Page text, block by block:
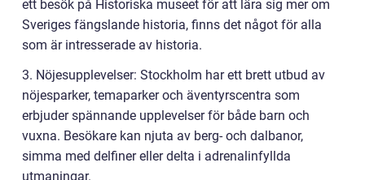
ett besök på Historiska museet för att lära sig mer om
Sveriges fängslande historia, finns det något för alla
som är intresserade av historia.
3. Nöjesupplevelser: Stockholm har ett brett utbud av
nöjesparker, temaparker och äventyrscentra som
erbjuder spännande upplevelser för både barn och
vuxna. Besökare kan njuta av berg- och dalbanor,
simma med delfiner eller delta i adrenalinfyllda
utmaningar.